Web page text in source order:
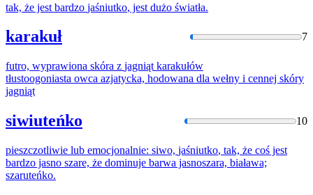
tak, że jest bardzo jaśniutko, jest dużo światła.
karakuł 7
futro, wyprawiona skóra z jagniąt karakułów
tłustoogoniasta owca azjatycka, hodowana dla wełny i cennej skóry
jagniąt
siwiuteńko 10
pieszczotliwie lub emocjonalnie: siwo, jaśniutko, tak, że coś jest
bardzo jasno szare, że dominuje barwa jasnoszara, biaława;
szaruteńko.